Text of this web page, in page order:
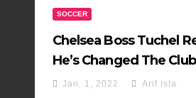
SOCCER
Chelsea Boss Tuchel
He’s Changed The
Jan. 1, 2022 Arif Isla